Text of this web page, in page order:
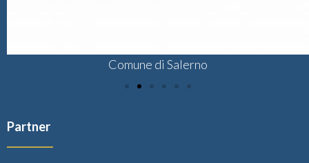
Comune di Salerno
Partner